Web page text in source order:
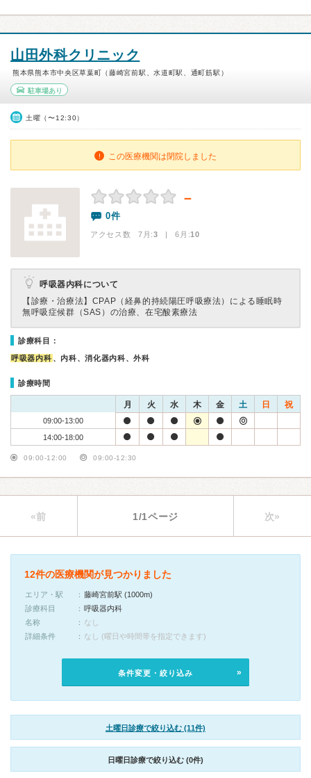
山田外科クリニック
熊本県熊本市中央区草葉町（藤崎宮前駅、水道町駅、通町筋駅）
駐車場あり
土曜（〜12:30）
この医療機関は閉院しました
－
0件
アクセス数 7月:3 | 6月:10
呼吸器内科について
【診療・治療法】 CPAP（経鼻的持続陽圧呼吸療法）による睡眠時
無呼吸症候群（SAS）の治療、在宅酸素療法
診療科目：
呼吸器内科 、内科、消化器内科、外科
診療時間
月 火 水 木 金 土 日 祝
09:00-13:00
14:00-18:00
09:00-12:00 09:00-12:30
«前 1/1ページ 次»
12件の医療機関が見つかりました
エリア・駅
藤崎宮前駅 (1000m)
診療科目
呼吸器内科
名称
なし
詳細条件
なし (曜日や時間帯を指定できます)
条件変更・絞り込み
土曜日診療で絞り込む (11件)
日曜日診療で絞り込む (0件)